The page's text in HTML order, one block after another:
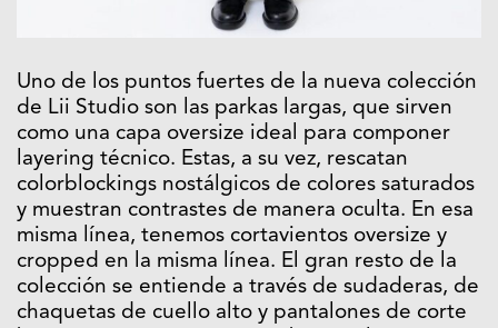
Uno de los puntos fuertes de la nueva colección
de Lii Studio son las parkas largas, que sirven
como una capa oversize ideal para componer
layering técnico. Estas, a su vez, rescatan
colorblockings nostálgicos de colores saturados
y muestran contrastes de manera oculta. En esa
misma línea, tenemos cortavientos oversize y
cropped en la misma línea. El gran resto de la
colección se entiende a través de sudaderas, de
chaquetas de cuello alto y pantalones de corte